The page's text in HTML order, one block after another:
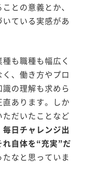
との意義とか、
ている実感があ
も職種も幅広く
、働き方やプロ
の理解も求めら
あります。しか
だいたことなど
毎日チャレンジ出
自体を“充実”だ
なと思っていま